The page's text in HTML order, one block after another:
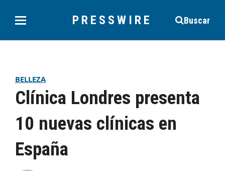
PRESSWIRE Buscar
BELLEZA
Clínica Londres presenta
10 nuevas clínicas en
España